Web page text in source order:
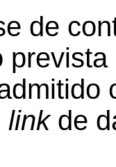
de
link de